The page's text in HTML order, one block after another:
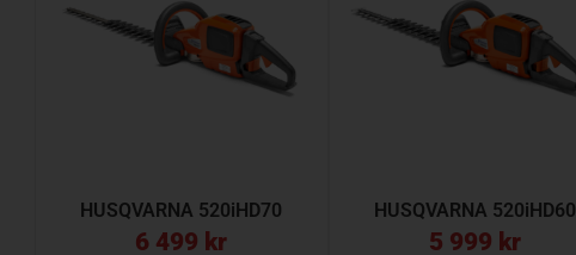
HUSQVARNA 520iHD70
6 499 kr
HUSQVARNA 520iHD60
5 999 kr